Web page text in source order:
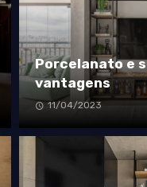
Porcelanato e
vantagens
11/04/2023